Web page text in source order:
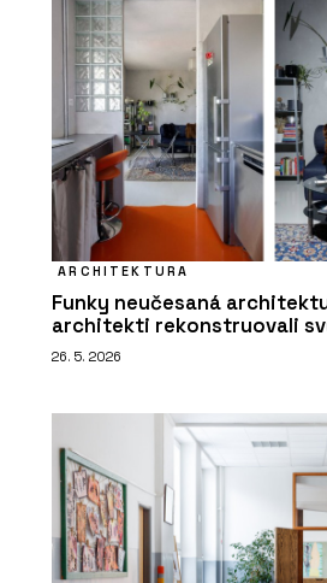
ARCHITEKTURA
Funky neučesaná
architekti rekonstruovali
26. 5. 2026